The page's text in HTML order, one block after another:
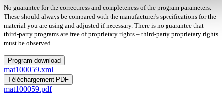
No guarantee for the correctness and completeness of the program parameters.
These should always be compared with the manufacturer's specifications for the
material you are using and adjusted if necessary. There is no guarantee that
third-party programs are free of proprietary rights – third-party proprietary rights
must be observed.
Program download
mat100059.xml
Téléchargement PDF
mat100059.pdf